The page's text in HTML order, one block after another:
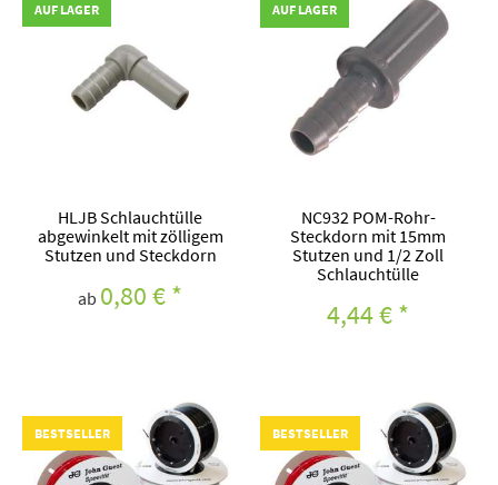
AUF LAGER
HLJB Schlauchtülle
abgewinkelt mit zölligem
Stutzen und Steckdorn
ab 0,80 €*
AUF LAGER
NC932 POM-Rohr-
Steckdorn mit 15mm
Stutzen und 1/2 Zoll
Schlauchtülle
4,44 €*
BESTSELLER BESTSELLER